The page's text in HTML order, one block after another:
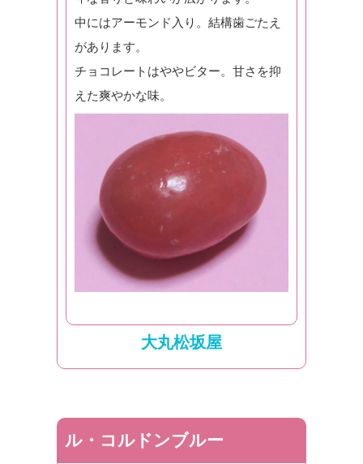
中にはアーモンド入り。結構歯ごたえ
があります。
チョコレートはややビター。甘さを抑
えた爽やかな味。
大丸松坂屋
ル・コルドンブルー